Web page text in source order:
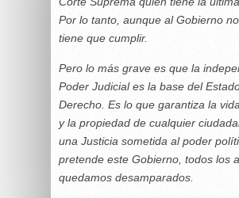
Por lo tanto, aunque al Gobierno
tiene que cumplir.
Pero lo más grave es que la
Poder Judicial es la base del
Derecho. Es lo que garantiza la
y la propiedad de cualquier
una Justicia sometida al poder
pretende este Gobierno, todos los
quedamos desamparados.